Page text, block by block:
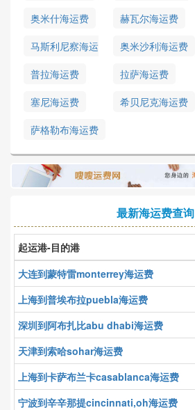
运费
奥米什海运费 赫瓦尔海运费
马斯利尼察海运
费
奥米沙利海运费
普拉海运费
拉萨海运费
塞尼海运费
希贝尼克海运费
萨格勒布海运费
最新海运费查询
起运港-目的港
大连到蒙特雷monterrey海运费
上海到普埃布拉puebla海运费
深圳到阿布扎比abu dhabi海运费
天津到索哈sohar海运费
上海到卡萨布兰卡casablanca海运费
宁波到辛辛那提cincinnati,oh海运费